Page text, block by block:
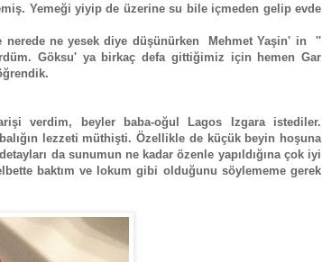
Yemeği yiyip de üzerine su bile içmeden gelip evde
nerede ne yesek diye düşünürken Mehmet Yaşin' in ''
Göksu' ya birkaç defa gittiğimiz için hemen Gar
verdim, beyler baba-oğul Lagos Izgara istediler.
lezzeti müthişti. Özellikle de küçük beyin hoşuna
da sunumun ne kadar özenle yapıldığına çok iyi
baktım ve lokum gibi olduğunu söylememe gerek